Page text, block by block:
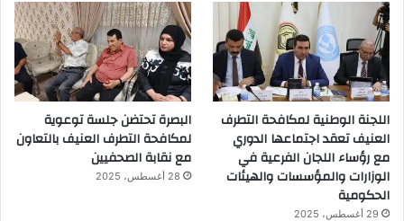
اللجنة الوطنية لمكافحة التطرف
العنيف تعقد اجتماعها الدوري
مع رؤساء اللجان الفرعية في
الوزارات والمؤسسات والهيئات
الحكومية
29 أغسطس، 2025
البصرة تحتضن جلسة توعوية
لمكافحة التطرف العنيف بالتعاون
مع نقابة الصحفيين
28 أغسطس، 2025